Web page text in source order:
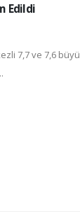
Edildi
7,7 ve 7,6